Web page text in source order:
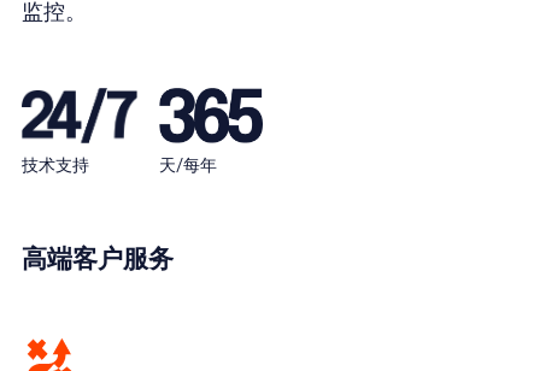
监控。
技术支持 天/每年
高端客户服务